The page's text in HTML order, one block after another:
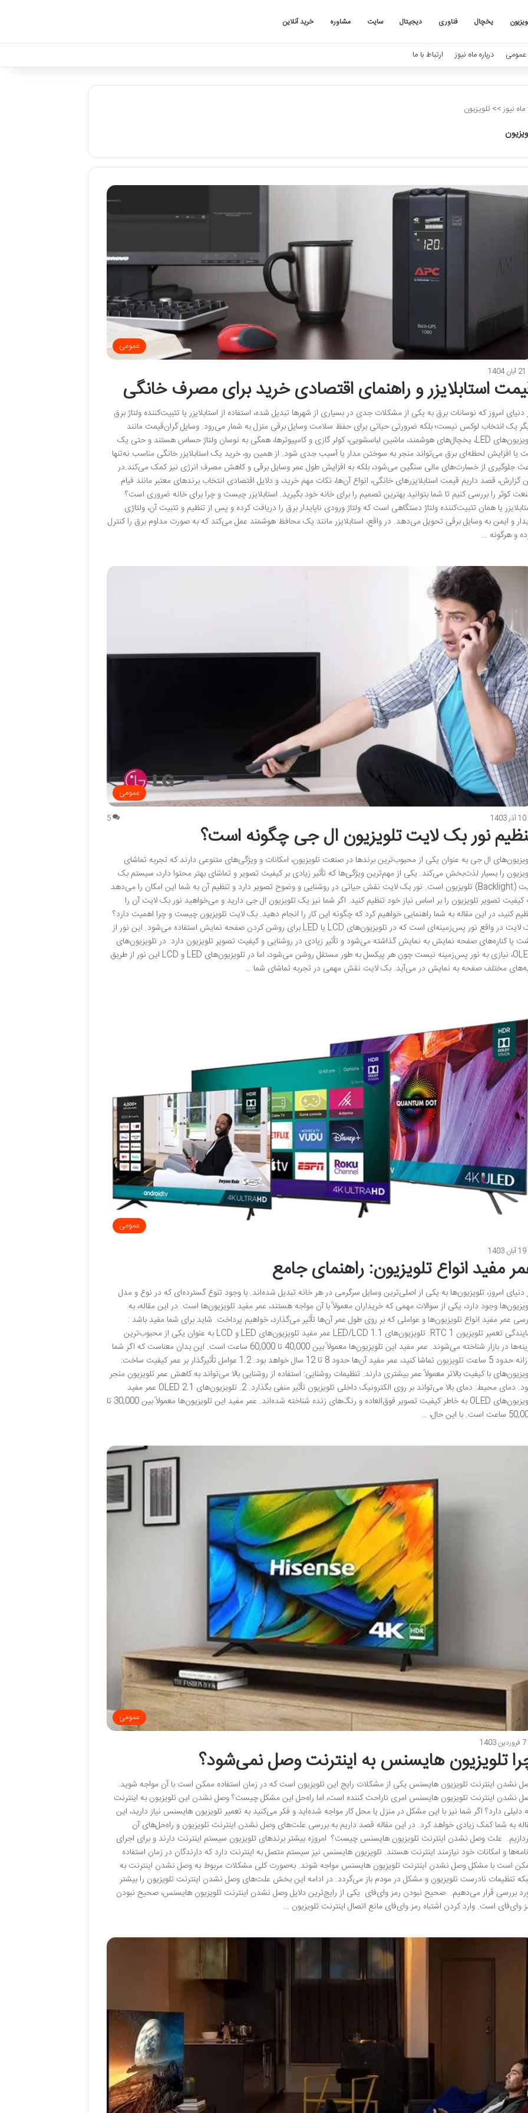
یخچال فناوری دیجیتال سایت مشاوره خرید آنلاین
عمومی درباره ماه نیوز ارتباط با ما
ماه نیوز>> تلویزیون
عمومی
21 آبان 1404
استابلایزر و راهنمای اقتصادی خرید برای مصرف خانگی
دنیای امروز که نوسانات برق به یکی از مشکلات جدی در بسیاری از شهرها تبدیل شده، استفاده از استابلایزر یا تثبیت‌کننده ولتاژ برق
یک انتخاب لوکس نیست؛ بلکه ضرورتی حیاتی برای حفظ سلامت وسایل برقی منزل به شمار می‌رود. وسایل گران‌قیمت مانند
تلویزیون‌های LED، یخچال‌های هوشمند، ماشین لباسشویی، کولر گازی و کامپیوترها، همگی به نوسان ولتاژ حساس هستند و حتی یک
یا افزایش لحظه‌ای برق می‌تواند منجر به سوختن مدار یا آسیب جدی شود. از همین رو، خرید یک استابلایزر خانگی مناسب نه‌تنها
جلوگیری از خسارت‌های مالی سنگین می‌شود، بلکه به افزایش طول عمر وسایل برقی و کاهش مصرف انرژی نیز کمک می‌کند.در
گزارش، قصد داریم قیمت استابلایزرهای خانگی، انواع آن‌ها، نکات مهم خرید، و دلایل اقتصادی انتخاب برندهای معتبر مانند فیام
کوثر را بررسی کنیم تا شما بتوانید بهترین تصمیم را برای خانه خود بگیرید. استابلایزر چیست و چرا برای خانه ضروری است؟
یا همان تثبیت‌کننده ولتاژ دستگاهی است که ولتاژ ورودی ناپایدار برق را دریافت کرده و پس از تنظیم و تثبیت آن، ولتاژی
و ایمن به وسایل برقی تحویل می‌دهد. در واقع، استابلایزر مانند یک محافظ هوشمند عمل می‌کند که به صورت مداوم برق را کنترل
و هرگونه …
عمومی
10 آذر 1403 5
نور بک لایت تلویزیون ال جی چگونه است؟
ال جی به عنوان یکی از محبوب‌ترین برندها در صنعت تلویزیون، امکانات و ویژگی‌های متنوعی دارند که تجربه تماشای
را بسیار لذت‌بخش می‌کند. یکی از مهم‌ترین ویژگی‌ها که تأثیر زیادی بر کیفیت تصویر و تماشای بهتر محتوا دارد، سیستم بک
لایت (Backlight) تلویزیون است. نور بک لایت نقش حیاتی در روشنایی و وضوح تصویر دارد و تنظیم آن به شما این امکان را می‌دهد
کیفیت تصویر تلویزیون را بر اساس نیاز خود تنظیم کنید. اگر شما نیز یک تلویزیون ال جی دارید و می‌خواهید نور بک لایت آن را
کنید، در این مقاله به شما راهنمایی خواهیم کرد که چگونه این کار را انجام دهید. بک لایت تلویزیون چیست و چرا اهمیت دارد؟
بک لایت در واقع نور پس‌زمینه‌ای است که در تلویزیون‌های LCD یا LED برای روشن کردن صفحه نمایش استفاده می‌شود. این نور از
یا کناره‌های صفحه نمایش به نمایش گذاشته می‌شود و تأثیر زیادی در روشنایی و کیفیت تصویر تلویزیون دارد. در تلویزیون‌های
OLED، نیازی به نور پس‌زمینه نیست چون هر پیکسل به طور مستقل روشن می‌شود، اما در تلویزیون‌های LED و LCD این نور از طریق
مختلف صفحه به نمایش در می‌آید. بک لایت نقش مهمی در تجربه تماشای شما …
عمومی
19 آبان 1403
مفید انواع تلویزیون: راهنمای جامع
دنیای امروز، تلویزیون‌ها به یکی از اصلی‌ترین وسایل سرگرمی در هر خانه تبدیل شده‌اند. با وجود تنوع گسترده‌ای که در نوع و مدل
وجود دارد، یکی از سوالات مهمی که خریداران معمولاً با آن مواجه هستند، عمر مفید تلویزیون‌ها است. در این مقاله، به
عمر مفید انواع تلویزیون‌ها و عواملی که بر روی طول عمر آن‌ها تأثیر می‌گذارد، خواهیم پرداخت. شاید برای شما مفید باشد :
نمایندگی تعمیر تلویزیون RTC 1. تلویزیون‌های LED/LCD 1.1 عمر مفید تلویزیون‌های LED و LCD به عنوان یکی از محبوب‌ترین
گزینه‌ها در بازار شناخته می‌شوند. عمر مفید این تلویزیون‌ها معمولاً بین 40,000 تا 60,000 ساعت است. این بدان معناست که اگر شما
روزانه حدود 5 ساعت تلویزیون تماشا کنید، عمر مفید آن‌ها حدود 8 تا 12 سال خواهد بود. 1.2 عوامل تأثیرگذار بر عمر کیفیت ساخت:
با کیفیت بالاتر معمولاً عمر بیشتری دارند. تنظیمات روشنایی: استفاده از روشنایی بالا می‌تواند به کاهش عمر تلویزیون منجر
شود. دمای محیط: دمای بالا می‌تواند بر روی الکترونیک داخلی تلویزیون تأثیر منفی بگذارد. 2. تلویزیون‌های OLED 2.1 عمر مفید
تلویزیون‌های OLED به خاطر کیفیت تصویر فوق‌العاده و رنگ‌های زنده شناخته شده‌اند. عمر مفید این تلویزیون‌ها معمولاً بین 30,000 تا
است. با این حال، …
عمومی
7 فروردین 1403
تلویزیون هایسنس به اینترنت وصل نمی‌شود؟
نشدن اینترنت تلویزیون هایسنس یکی از مشکلات رایج این تلویزیون است که در زمان استفاده ممکن است با آن مواجه شوید.
نشدن اینترنت تلویزیون هایسنس امری ناراحت کننده است، اما راه‌حل این مشکل چیست؟ وصل نشدن این تلویزیون به اینترنت
دلیلی دارد؟ اگر شما نیز با این مشکل در منزل یا محل کار مواجه شده‌اید و فکر می‌کنید به تعمیر تلویزیون هایسنس نیاز دارید، این
به شما کمک زیادی خواهد کرد. در این مقاله قصد داریم به بررسی علت‌های وصل نشدن اینترنت تلویزیون و راه‌حل‌های آن
علت وصل نشدن اینترنت تلویزیون هایسنس چیست؟ امروزه بیشتر برندهای تلویزیون سیستم اینترنت دارند و برای اجرای
و امکانات خود نیازمند اینترنت هستند. تلویزیون هایسنس نیز سیستم متصل به اینترنت دارد که دارندگان در زمان استفاده
است با مشکل وصل نشدن اینترنت تلویزیون هایسنس مواجه شوند. به‌صورت کلی مشکلات مربوط به وصل نشدن اینترنت به
تنظیمات نادرست تلویزیون و مشکل در مودم باز می‌گردد. در ادامه این بخش علت‌های وصل نشدن اینترنت تلویزیون را بیشتر
بررسی قرار می‌دهیم. صحیح نبودن رمز وای‌فای یکی از رایج‌ترین دلایل وصل نشدن اینترنت تلویزیون هایسنس، صحیح نبودن
وای‌فای است. وارد کردن اشتباه رمز وای‌فای مانع اتصال اینترنت تلویزیون …